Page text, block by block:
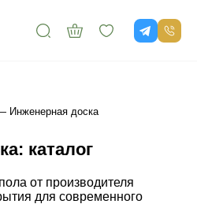
Инженерная доска
каталог
от производителя
для современного